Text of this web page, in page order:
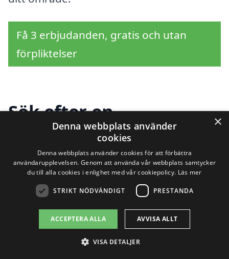
Få 3 erbjudanden, gratis och utan
förpliktelser
Sök efter en
professionell för
stubbfräsning i andra
städer nära Norrköping
Att hitta rätt hjälp för stubbfräsning i
Norrköping behöver inte vara svårt. Med
×
Denna webbplats använder
cookies
Denna webbplats använder cookies för att förbättra
användarupplevelsen. Genom att använda vår webbplats samtycker
du till alla cookies i enlighet med vår cookiepolicy. Läs mer
STRIKT NÖDVÄNDIGT PRESTANDA
ACCEPTERA ALLA AVVISA ALLT
VISA DETALJER